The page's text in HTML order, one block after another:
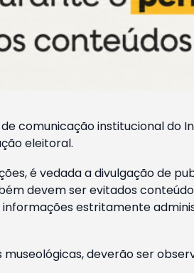
comunicação institucional
eleitoral.
é vedada a divulgação de
devem ser evitados
estritamente
deverão ser